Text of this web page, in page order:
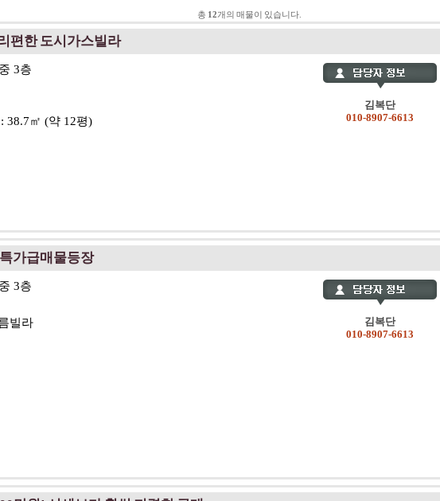
총 12개의 매물이 있습니다.
편한 도시가스빌라
3층
38.7㎡ (약 12평)
김복단
010-8907-6613
가급매물등장
3층
빌라
김복단
010-8907-6613